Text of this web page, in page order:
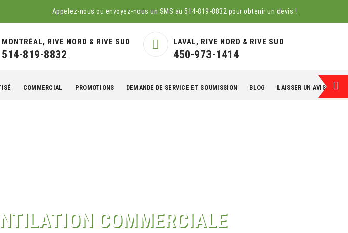
Appelez-nous ou envoyez-nous un SMS au 514-819-8832 pour obtenir un devis !
MONTRÉAL, RIVE NORD & RIVE SUD
514-819-8832
LAVAL, RIVE NORD & RIVE SUD
450-973-1414
COMMERCIAL PROMOTIONS DEMANDE DE SERVICE ET SOUMISSION BLOG LAISSER UN AVIS EN
COMMERCIALE